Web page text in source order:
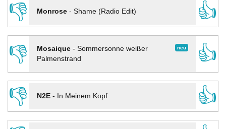
👎
Monrose- Shame (Radio Edit)
👍
👎
neu
Mosaique- Sommersonne weißer
Palmenstrand
👍
👎
N2E- In Meinem Kopf
👍